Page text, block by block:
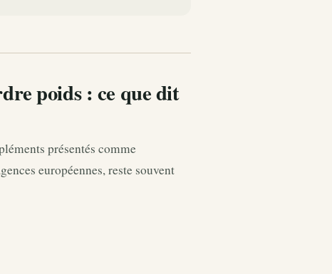
poids : ce que dit
présentés comme
européennes, reste souvent